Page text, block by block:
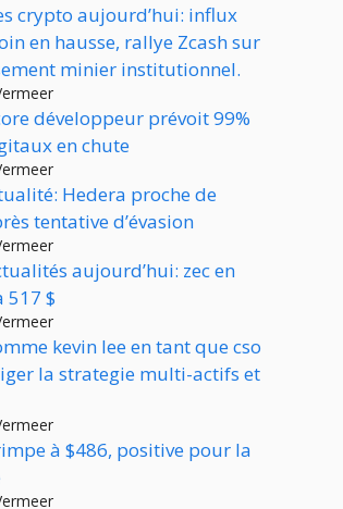
crypto aujourd’hui: influx
en hausse, rallye Zcash sur
minier institutionnel.
développeur prévoit 99%
en chute
Hedera proche de
tentative d’évasion
aujourd’hui: zec en
517 $
kevin lee en tant que cso
la strategie multi-actifs et
à $486, positive pour la